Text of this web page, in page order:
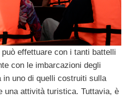
può effettuare con i tanti battelli
con le imbarcazioni degli
in uno di quelli costruiti sulla
una attività turistica. Tuttavia, è